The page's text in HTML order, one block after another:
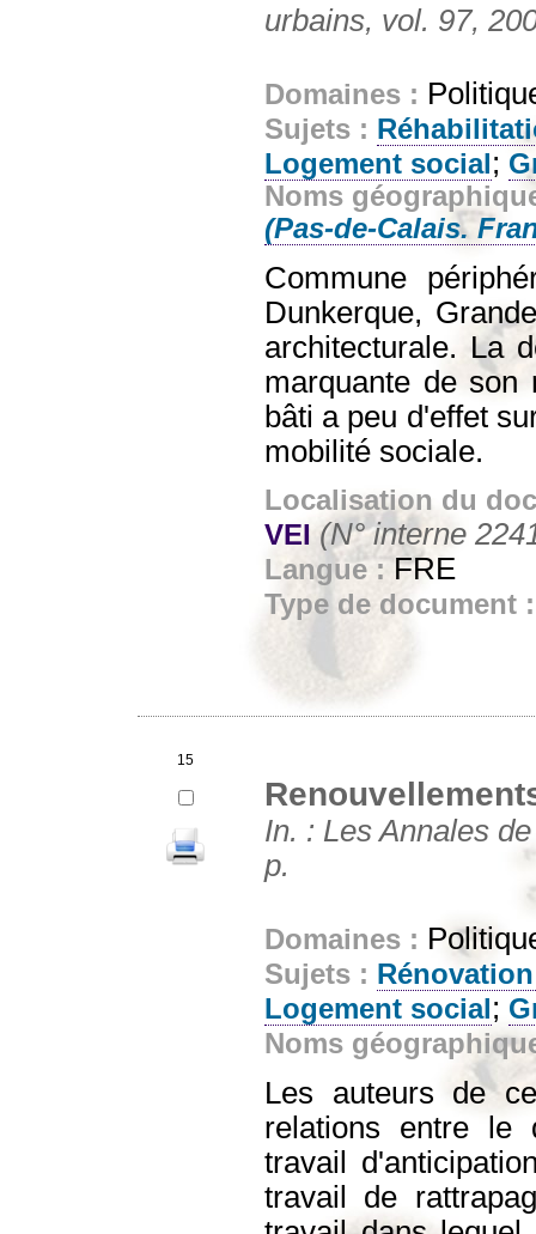
urbains, vol. 97,
Domaines :
Sujets :
Logement social;
Noms
(Pas-de-Calais.
Commune
Dunkerque,
architecturale. La
marquante de son
bâti a peu d'effet
mobilité sociale.
Localisation du
VEI (N° interne
Langue :FRE
Type de document
15
In. : Les Annales
p.
Domaines :
Sujets :
Logement social;
Noms
Les auteurs de
relations entre le
travail
travail de